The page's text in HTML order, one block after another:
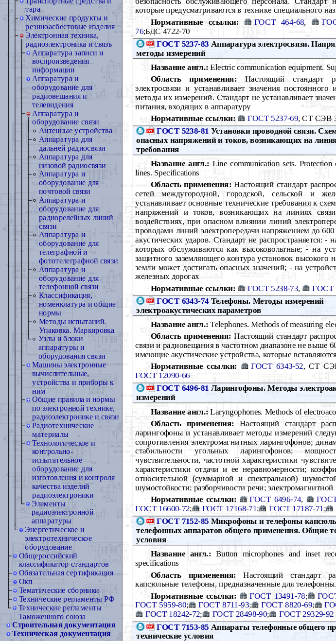
тара
Химические продукты и
резиноасбестовые изделия
Электронная техника,
радиоэлектроника и связь
Аппаратура записи и
воспроизведения
информации
Аппаратура и
оборудование для
радиовещания и
телевидения
Аппаратура и
оборудование связи
Антенные устройства
Аппаратура для
дальней радиосвязи
Аппаратура для
низовой радиосвязи
Аппаратура и
оборудование для
почтовой связи
Аппаратура и
оборудование для
радиорелейных линий
связи
Аппаратура и
оборудование для
телеграфной и
фототелеграфной связи
Аппаратура и
оборудование для
телефонной связи
Классификация,
номенклатура и общие
нормы
Методы испытаний.
Упаковка. Маркировка
Узлы и блоки
аппаратуры и
оборудования связи
Машины электронные
вычислительные,
устройства и приборы к
ним
Общие правила и нормы
по электронной технике,
радиоэлектронике и связи
Радиотехнические
материалы
Технологическое и
контрольно-
испытательное
оборудование для
изготовления и контроля
качества изделий
радиоэлектроники
Элементы
радиоэлектронной
аппаратуры
Энергетическое и
электротехническое
оборудование
Общероссийский
классификатор стандартов
Обязательная сертификация
Окп
Тематические сборники
Технические регламенты РФ
Технические регламенты
Таможенного союза
Строительная документация
Техническая документация
которые предусматриваются в технике специального
Нормативные ссылки:
ГОСТ 464-68 ,
76;БДС 4722-70
ГОСТ 5237-83 Аппаратура электросвязи.
методы измерений
Название англ.: Electric communication equipment.
Область применения:Настоящий стандарт
электросвязи и устанавливает значения
методы их измерений. Стандарт не устанавливает
питания, входящих в аппаратуру
Нормативные ссылки: ГОСТ 5237-69, СТ СЭВ
ГОСТ 5238-81 Установки проводной связи.
опасных напряжений и токов, возникающих на
требования
Название англ.: Line communication sets.
lines. Specifications
Область применения:Настоящий стандарт
сетей междугородной, городской, сельской и
устанавливает основные технические требования к
напряжений и токов, возникающих на линиях
воздействиях, при опасном влиянии линий
проводами линий электропередачи напряжением до
акустических ударов. Стандарт не распространяется:
которых обслуживаются как высоковольтные; - на
защитного заземляющего контура установок высокого
земли может достигать опасных значений; - на
железных дорогах
Нормативные ссылки: ГОСТ 5238-73 ГОСТ
ГОСТ 6343-74Телефоны. Методы измерений
электроакустических параметров
Название англ.: Telephones. Methods of measuring
Область применения: Настоящий стандарт
связи и радиовещания в частотном диапазоне не выше
имеющие акустические устройства, которые
Нормативные ссылки: ГОСТ 6343-52, СТ
ГОСТ 12090-66
ГОСТ 6496-81 Ларингофоны. Методы
измерений
Название англ.: Laryngophones. Methods of
Область применения: Настоящий стандарт
ларингофоны и устанавливает методы измерений
сопротивления электромагнитных ларингофонов;
стабильности угольных ларингофонов;
чувствительности, частотной характеристики
характеристики отдачи и ее неравномерности;
относительной (суммарной и спектральной)
шумостойкости; разборчивости речи;
Нормативные ссылки: ГОСТ 6496-74,
ГОСТ 16600-72; ГОСТ 17168-71; ГОСТ 17187-71;
ГОСТ 7152-85 Микрофоны и телефоны
телефонных аппаратов общего применения. Общие
условия
Название англ.:Button microphones and inset
specifications
Область применения: Настоящий стандарт
капсюльные телефоны, предназначенные для
Нормативные ссылки: ГОСТ 13491-78;
ГОСТ 5959-80; ГОСТ 8711-93; ГОСТ 8820-69;
ГОСТ 18242-72; ГОСТ 28498-90; ГОСТ 29329-92
ГОСТ 7153-85 Аппараты телефонные общего
технические условия